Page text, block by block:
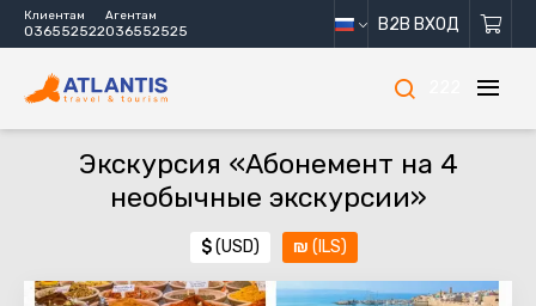
Клиентам
036552522
Агентам
036552525 B2B ВХОД
Экскурсия «Абонемент на 4
необычные экскурсии»
$(USD) ₪ (ILS)